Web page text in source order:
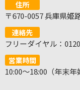
住所
〒670-0057 兵庫県姫
連絡先
フリーダイヤル：
営業時間
10:00～18:00（年末年